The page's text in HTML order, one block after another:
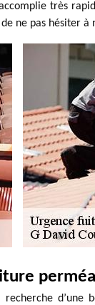
très
ne pas hésiter